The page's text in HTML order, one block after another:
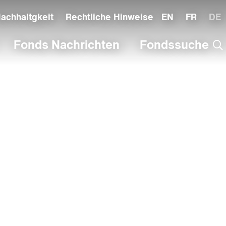
Menu
Rechtliche Hinweise EN FR DE
Fonds Nachrichten Fondssuche